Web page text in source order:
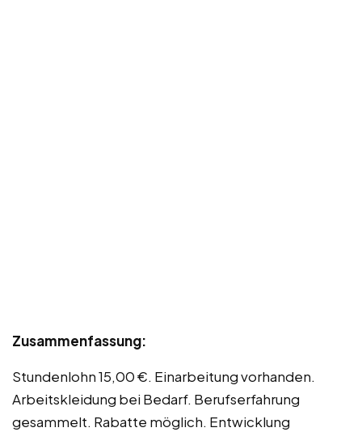
Zusammenfassung:
Stundenlohn 15,00 €. Einarbeitung vorhanden.
Arbeitskleidung bei Bedarf. Berufserfahrung
gesammelt. Rabatte möglich. Entwicklung